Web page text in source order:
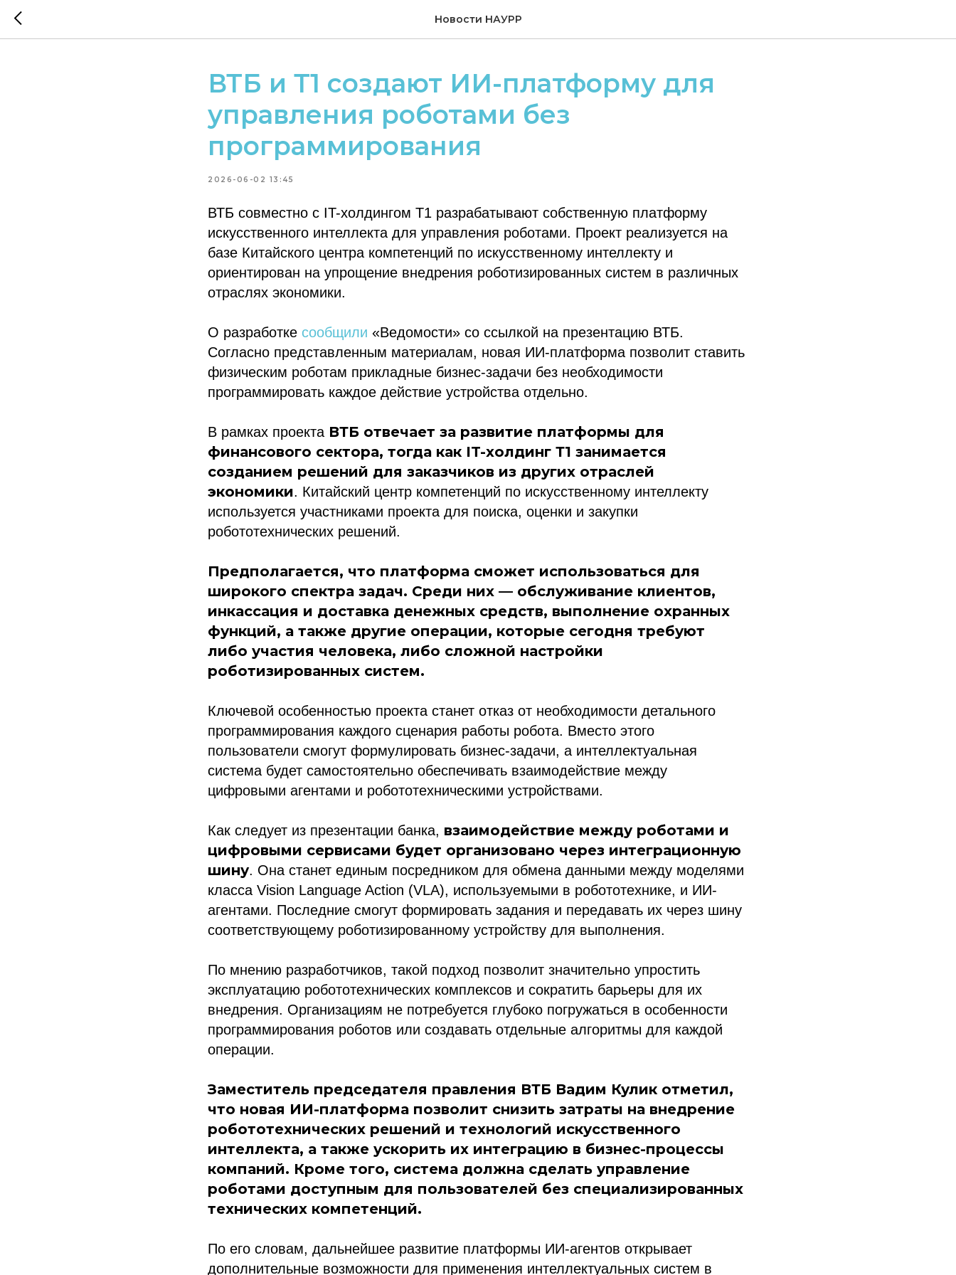
Новости НАУРР
ВТБ и Т1 создают ИИ-платформу для
управления роботами без
программирования
2026-06-02 13:45
ВТБ совместно с IT-холдингом Т1 разрабатывают собственную платформу
искусственного интеллекта для управления роботами. Проект реализуется на
базе Китайского центра компетенций по искусственному интеллекту и
ориентирован на упрощение внедрения роботизированных систем в различных
отраслях экономики.
О разработке сообщили «Ведомости» со ссылкой на презентацию ВТБ.
Согласно представленным материалам, новая ИИ-платформа позволит ставить
физическим роботам прикладные бизнес-задачи без необходимости
программировать каждое действие устройства отдельно.
В рамках проекта ВТБ отвечает за развитие платформы для
финансового сектора, тогда как IT-холдинг Т1 занимается
созданием решений для заказчиков из других отраслей
экономики. Китайский центр компетенций по искусственному интеллекту
используется участниками проекта для поиска, оценки и закупки
робототехнических решений.
Предполагается, что платформа сможет использоваться для
широкого спектра задач. Среди них — обслуживание клиентов,
инкассация и доставка денежных средств, выполнение охранных
функций, а также другие операции, которые сегодня требуют
либо участия человека, либо сложной настройки
роботизированных систем.
Ключевой особенностью проекта станет отказ от необходимости детального
программирования каждого сценария работы робота. Вместо этого
пользователи смогут формулировать бизнес-задачи, а интеллектуальная
система будет самостоятельно обеспечивать взаимодействие между
цифровыми агентами и робототехническими устройствами.
Как следует из презентации банка, взаимодействие между роботами и
цифровыми сервисами будет организовано через интеграционную
шину. Она станет единым посредником для обмена данными между моделями
класса Vision Language Action (VLA), используемыми в робототехнике, и ИИ-
агентами. Последние смогут формировать задания и передавать их через шину
соответствующему роботизированному устройству для выполнения.
По мнению разработчиков, такой подход позволит значительно упростить
эксплуатацию робототехнических комплексов и сократить барьеры для их
внедрения. Организациям не потребуется глубоко погружаться в особенности
программирования роботов или создавать отдельные алгоритмы для каждой
операции.
Заместитель председателя правления ВТБ Вадим Кулик отметил,
что новая ИИ-платформа позволит снизить затраты на внедрение
робототехнических решений и технологий искусственного
интеллекта, а также ускорить их интеграцию в бизнес-процессы
компаний. Кроме того, система должна сделать управление
роботами доступным для пользователей без специализированных
технических компетенций.
По его словам, дальнейшее развитие платформы ИИ-агентов открывает
дополнительные возможности для применения интеллектуальных систем в